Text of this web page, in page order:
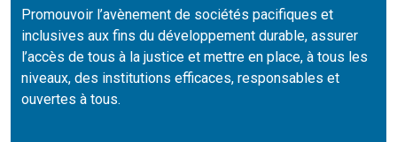
Promouvoir l’avènement de sociétés pacifiques et
inclusives aux fins du développement durable, assurer
l’accès de tous à la justice et mettre en place, à tous les
niveaux, des institutions efficaces, responsables et
ouvertes à tous.